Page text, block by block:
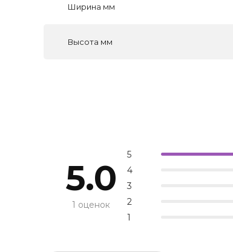
Ширина мм
Высота мм
5.0
1 оценок
5
4
3
2
1